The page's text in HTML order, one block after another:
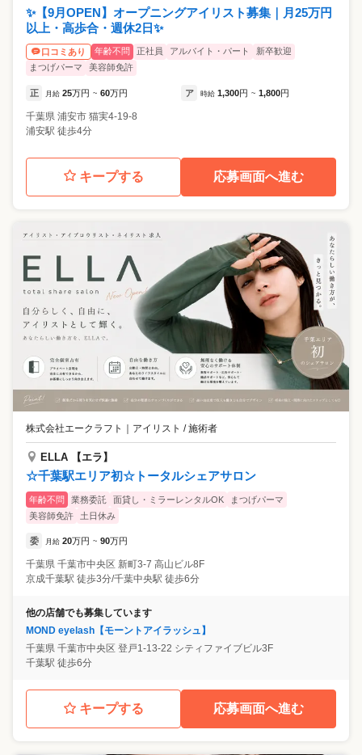
✨【9月OPEN】オープニングアイリスト募集｜月25万円
以上・高歩合・週休2日✨
口コミあり 年齢不問 正社員 アルバイト・パート
新卒歓迎
まつげパーマ
美容師免許
正 月給 25万円 ~ 60万円 ア 時給 1,300円 ~ 1,800円
千葉県 浦安市 猫実4-19-8
浦安駅 徒歩4分
キープする 応募画面へ進む
株式会社エークラフト アイリスト / 施術者
ELLA 【エラ】
☆千葉駅エリア初☆トータルシェアサロン
年齢不問 業務委託 面貸し・ミラーレンタルOK
まつげパーマ
美容師免許
土日休み
委 月給 20万円 ~ 90万円
千葉県 千葉市中央区 新町3-7 高山ビル8F
京成千葉駅 徒歩3分/千葉中央駅 徒歩6分
他の店舗でも募集しています
MOND eyelash【モーントアイラッシュ】
千葉県 千葉市中央区 登戸1-13-22 シティファイブビル3F
千葉駅 徒歩6分
キープする 応募画面へ進む